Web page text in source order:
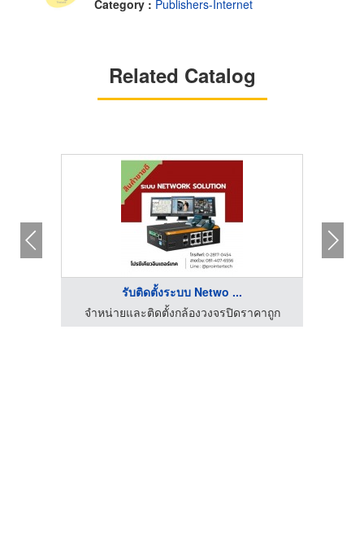
Category : Publishers-Internet
Related Catalog
รับติดตั้งระบบ Netwo ...
จำหน่ายและติดตั้งกล้องวงจรปิดราคาถูก